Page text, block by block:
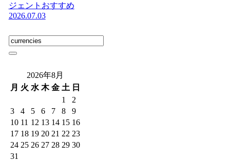
ジェントおすすめ
2026.07.03
2026年8月
月 火 水 木 金 土 日
1
2
3
4 5 6 7 8
9
10 11 12 13 14 15 16
17 18 19 20 21 22 23
24 25 26 27 28 29 30
31